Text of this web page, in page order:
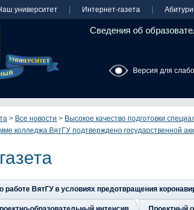
университет Интернет-газета
Сведения об
Версия для
> Все новости > Высокое качество подготовки
колледжа ВятГУ подтверждено государственной
ВятГУ в условиях предотвращения